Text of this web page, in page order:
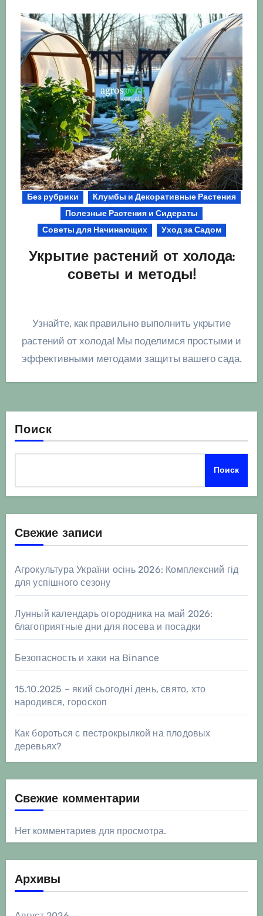
Без рубрики
Клумбы и Декоративные Растения
Полезные Растения и Сидераты
Советы для Начинающих
Уход за Садом
Укрытие растений от холода:
советы и методы!
Узнайте, как правильно выполнить укрытие
растений от холода! Мы поделимся простыми и
эффективными методами защиты вашего сада.
Поиск
Поиск
Свежие записи
Агрокультура України осінь 2026: Комплексний гід
для успішного сезону
Лунный календарь огородника на май 2026:
благоприятные дни для посева и посадки
Безопасность и хаки на Binance
15.10.2025 – який сьогодні день, свято, хто
народився, гороскоп
Как бороться с пестрокрылкой на плодовых
деревьях?
Свежие комментарии
Нет комментариев для просмотра.
Архивы